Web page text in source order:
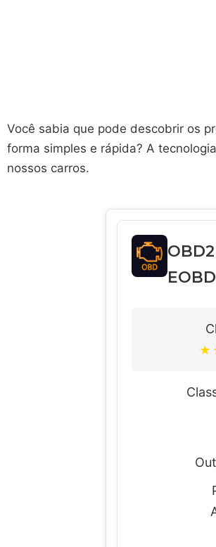
Você sabia que pode descobrir os
forma simples e rápida? A
nossos carros.
★